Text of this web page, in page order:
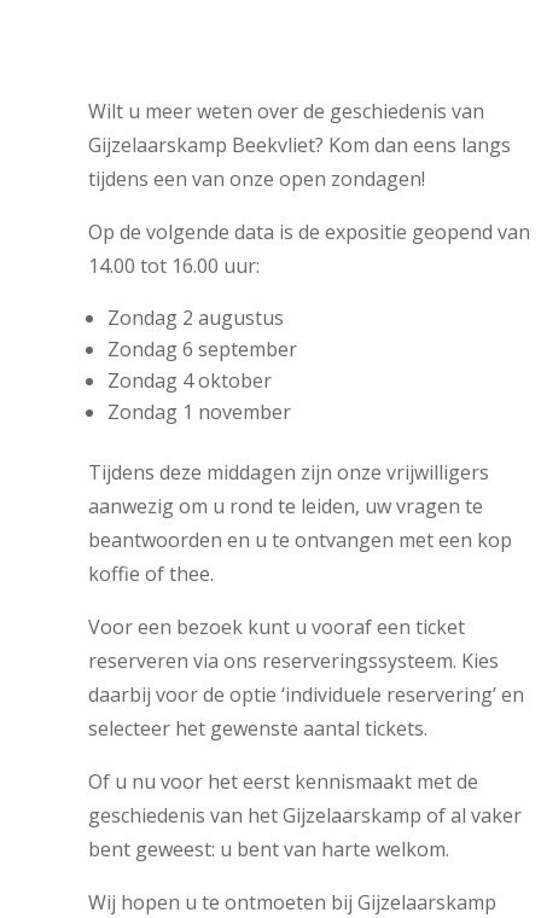
Wilt u meer weten over de geschiedenis van
Gijzelaarskamp Beekvliet? Kom dan eens langs
tijdens een van onze open zondagen!
Op de volgende data is de expositie geopend van
14.00 tot 16.00 uur:
Zondag 2 augustus
Zondag 6 september
Zondag 4 oktober
Zondag 1 november
Tijdens deze middagen zijn onze vrijwilligers
aanwezig om u rond te leiden, uw vragen te
beantwoorden en u te ontvangen met een kop
koffie of thee.
Voor een bezoek kunt u vooraf een ticket
reserveren via ons reserveringssysteem. Kies
daarbij voor de optie ‘individuele reservering’ en
selecteer het gewenste aantal tickets.
Of u nu voor het eerst kennismaakt met de
geschiedenis van het Gijzelaarskamp of al vaker
bent geweest: u bent van harte welkom.
Wij hopen u te ontmoeten bij Gijzelaarskamp